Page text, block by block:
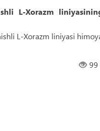
L-Xorazm
L-Xorazm liniyasi
99